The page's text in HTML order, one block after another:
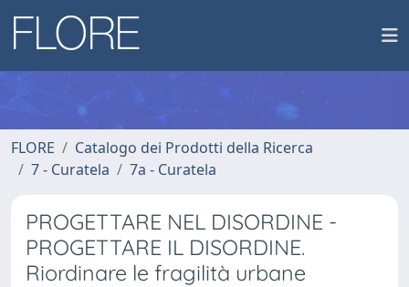
FLORE
Catalogo dei Prodotti della Ricerca
7 - Curatela
7a - Curatela
PROGETTARE NEL DISORDINE -
PROGETTARE IL DISORDINE.
Riordinare le fragilità urbane